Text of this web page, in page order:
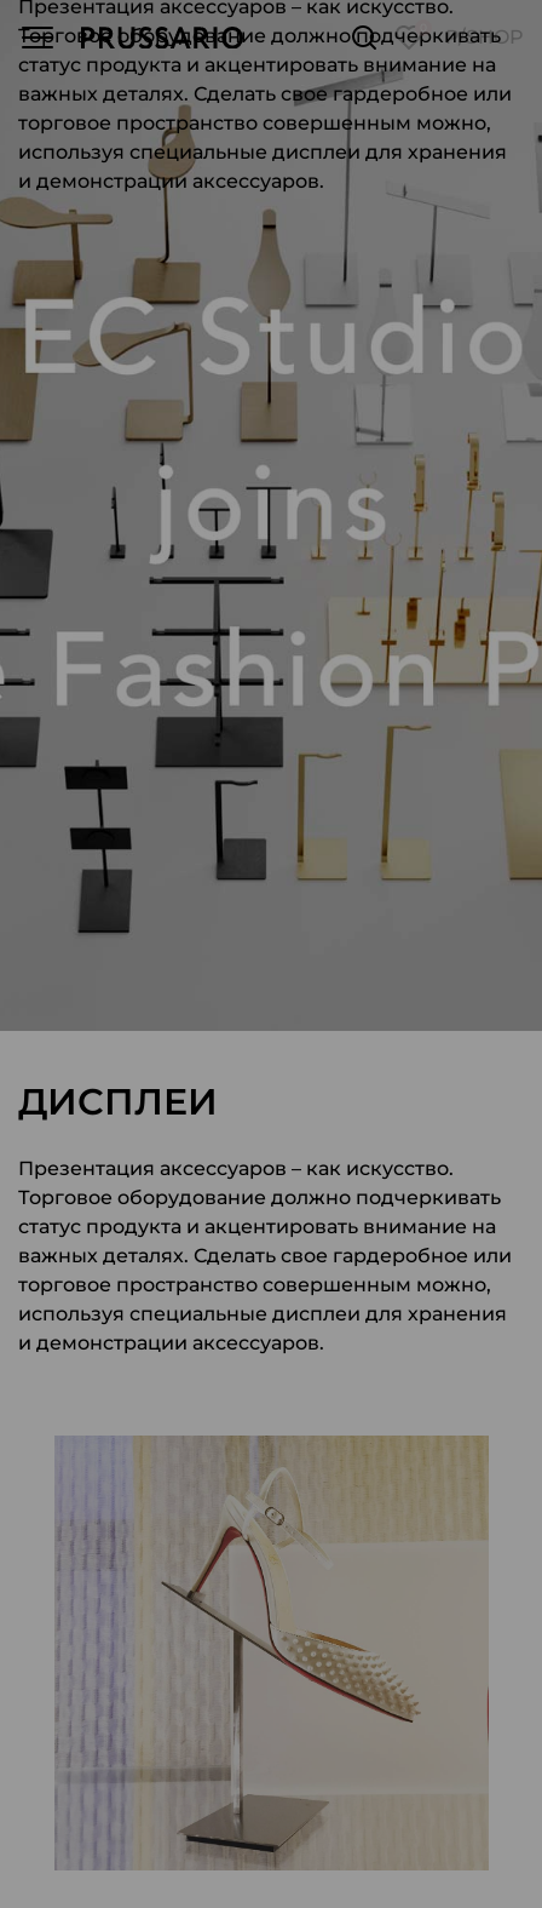
P/SHOP
Презентация аксессуаров – как искусство.
Торговое оборудование должно подчеркивать
статус продукта и акцентировать внимание на
важных деталях. Сделать свое гардеробное или
торговое пространство совершенным можно,
используя специальные дисплеи для хранения
и демонстрации аксессуаров.
ДИСПЛЕИ
Презентация аксессуаров – как искусство.
Торговое оборудование должно подчеркивать
статус продукта и акцентировать внимание на
важных деталях. Сделать свое гардеробное или
торговое пространство совершенным можно,
используя специальные дисплеи для хранения
и демонстрации аксессуаров.